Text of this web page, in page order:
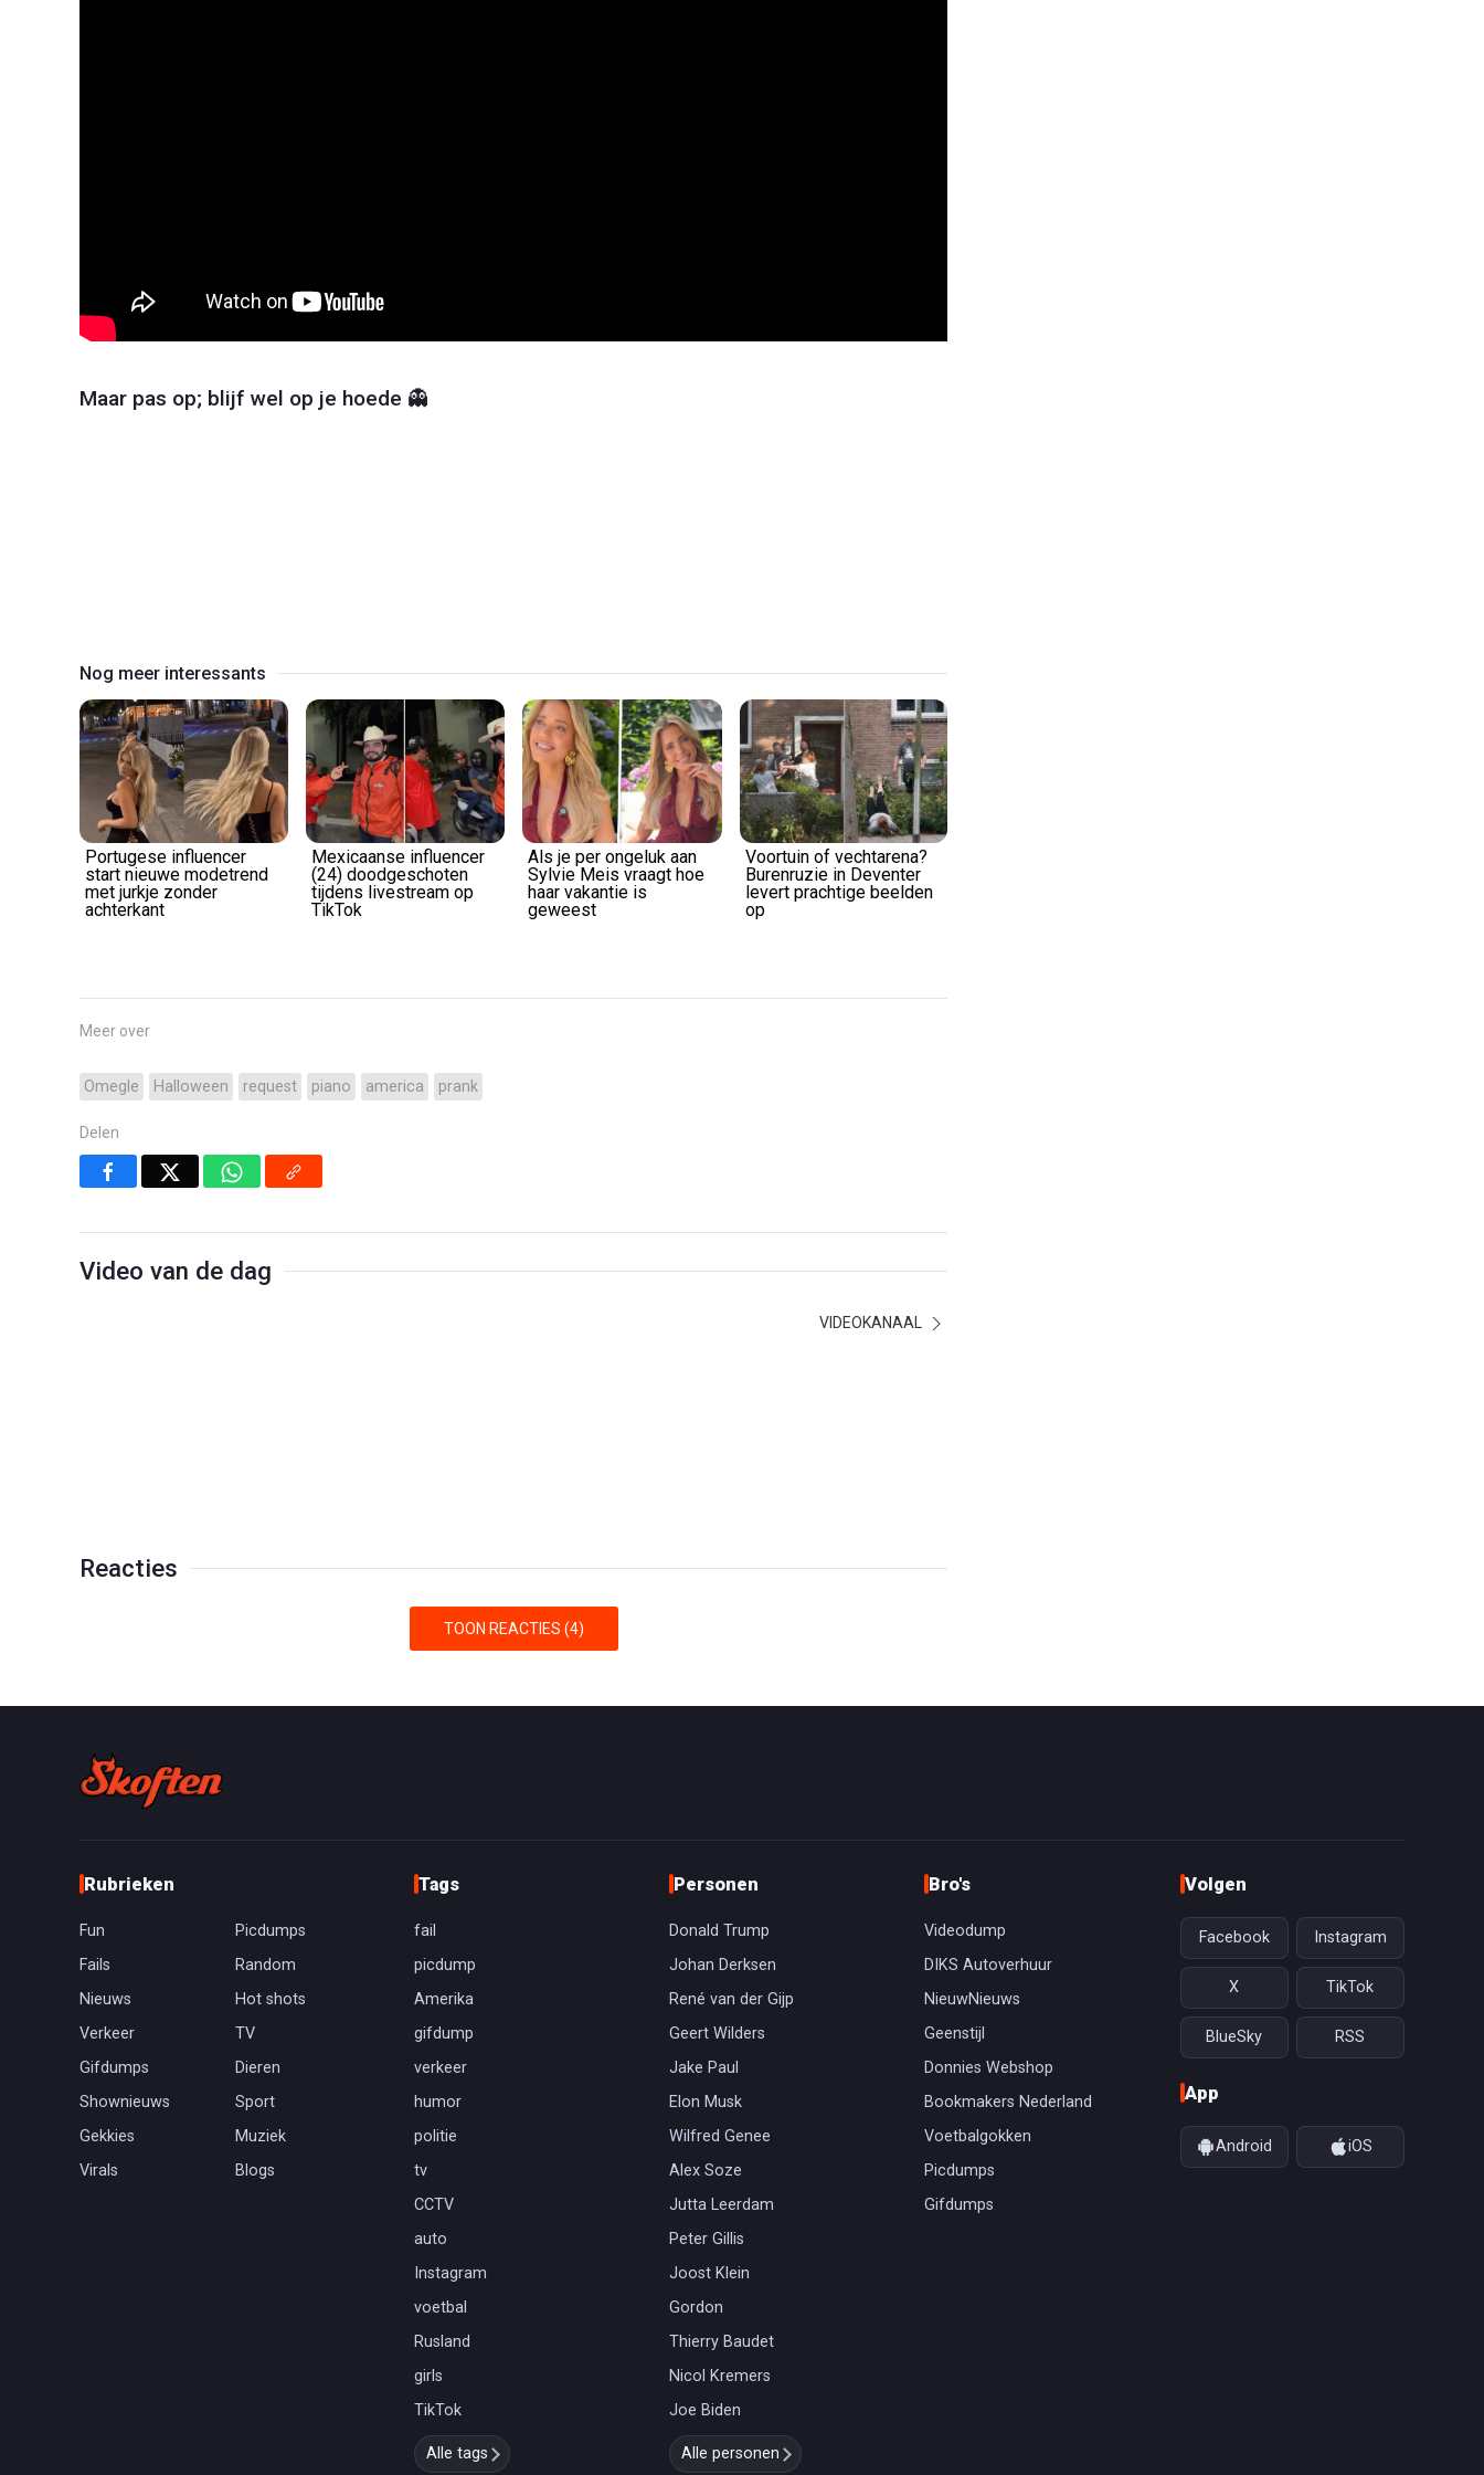
Maar pas op; blijf wel op je hoede 👻
Play
Video
Nog meer interessants
Portugese influencer
start nieuwe modetrend
met jurkje zonder
achterkant
Mexicaanse influencer
(24) doodgeschoten
tijdens livestream op
TikTok
Als je per ongeluk aan
Sylvie Meis vraagt hoe
haar vakantie is
geweest
Voortuin of vechtarena?
Burenruzie in Deventer
levert prachtige beelden
op
Meer over
Omegle Halloween request piano america prank
Delen
Video van de dag
VIDEOKANAAL
Reacties
TOON REACTIES (4)
Rubrieken
Fun
Picdumps
Fails
Random
Nieuws
Hot shots
Verkeer
TV
Gifdumps
Dieren
Shownieuws
Sport
Gekkies
Muziek
Virals
Blogs
Tags
fail
picdump
Amerika
gifdump
verkeer
humor
politie
tv
CCTV
auto
Instagram
voetbal
Rusland
girls
TikTok
Alle tags
Personen
Donald Trump
Johan Derksen
René van der Gijp
Geert Wilders
Jake Paul
Elon Musk
Wilfred Genee
Alex Soze
Jutta Leerdam
Peter Gillis
Joost Klein
Gordon
Thierry Baudet
Nicol Kremers
Joe Biden
Alle personen
Bro's
Videodump
DIKS Autoverhuur
NieuwNieuws
Geenstijl
Donnies Webshop
Bookmakers Nederland
Voetbalgokken
Picdumps
Gifdumps
Volgen
Facebook Instagram
X TikTok
BlueSky RSS
App
Android iOS